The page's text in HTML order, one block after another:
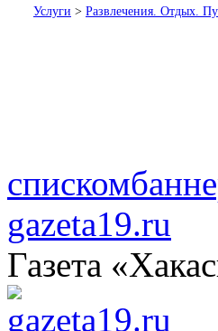
Услуги > Развлечения. Отдых.
списком
gazeta19.ru
Газета